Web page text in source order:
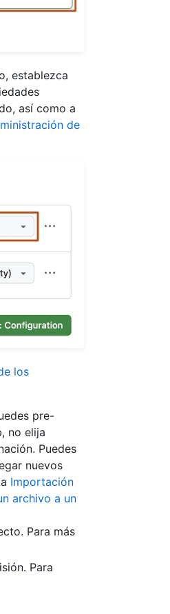
establezca
así como a
de
los
pre-
no elija
Puedes
nuevos
Importación
archivo a un
Para más
Para